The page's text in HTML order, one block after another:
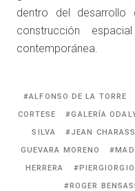
dentro del
construcción
contemporánea.
ALFONSO DE LA TORRE
CORTESE
GALERÍA
SILVA
JEAN
GUEVARA MORENO
HERRERA
ROGER